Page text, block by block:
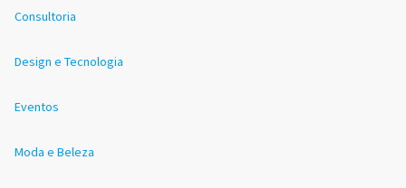
Consultoria
Design e Tecnologia
Eventos
Moda e Beleza